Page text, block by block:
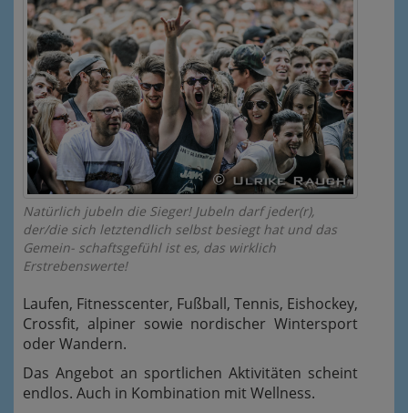
Natürlich jubeln die Sieger! Jubeln darf jeder(r),
der/die sich letztendlich selbst besiegt hat und das
Gemein- schaftsgefühl ist es, das wirklich
Erstrebenswerte!
Laufen, Fitnesscenter, Fußball, Tennis, Eishockey,
Crossfit, alpiner sowie nordischer Wintersport
oder Wandern.
Das Angebot an sportlichen Aktivitäten scheint
endlos. Auch in Kombination mit Wellness.